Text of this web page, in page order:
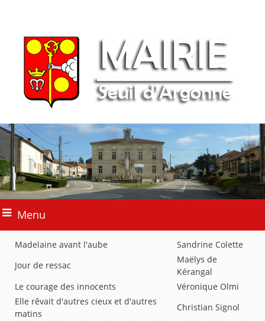
Menu
Madelaine avant l'aube
Sandrine Colette
Jour de ressac
Maëlys de
Kérangal
Le courage des innocents
Véronique Olmi
Elle rêvait d'autres cieux et d'autres
matins
Christian Signol